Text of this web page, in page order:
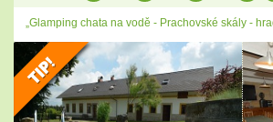
„Glamping chata na vodě - Prachovské skály -